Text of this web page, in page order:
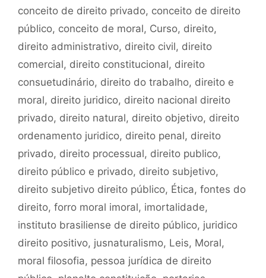
conceito de direito privado, conceito de direito
público, conceito de moral, Curso, direito,
direito administrativo, direito civil, direito
comercial, direito constitucional, direito
consuetudinário, direito do trabalho, direito e
moral, direito juridico, direito nacional direito
privado, direito natural, direito objetivo, direito
ordenamento juridico, direito penal, direito
privado, direito processual, direito publico,
direito público e privado, direito subjetivo,
direito subjetivo direito público, Ética, fontes do
direito, forro moral imoral, imortalidade,
instituto brasiliense de direito público, juridico
direito positivo, jusnaturalismo, Leis, Moral,
moral filosofia, pessoa jurídica de direito